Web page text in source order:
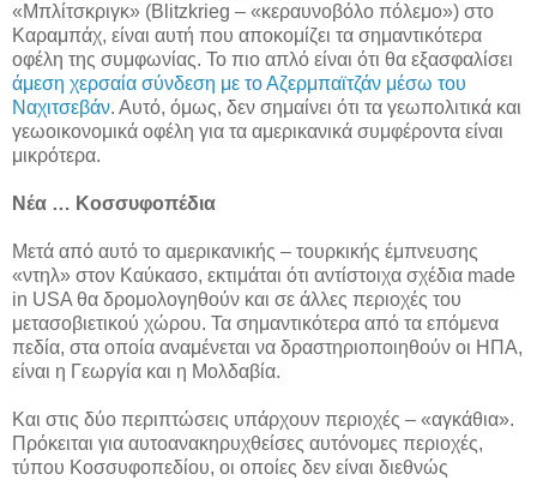
«Μπλίτσκριγκ» (Blitzkrieg – «κεραυνοβόλο πόλεμο») στο
Καραμπάχ, είναι αυτή που αποκομίζει τα σημαντικότερα
οφέλη της συμφωνίας. Το πιο απλό είναι ότι θα εξασφαλίσει
άμεση χερσαία σύνδεση με το Αζερμπαϊτζάν μέσω του
Ναχιτσεβάν. Αυτό, όμως, δεν σημαίνει ότι τα γεωπολιτικά και
γεωοικονομικά οφέλη για τα αμερικανικά συμφέροντα είναι
μικρότερα.
Νέα … Κοσσυφοπέδια
Μετά από αυτό το αμερικανικής – τουρκικής έμπνευσης
«ντηλ» στον Καύκασο, εκτιμάται ότι αντίστοιχα σχέδια made
in USA θα δρομολογηθούν και σε άλλες περιοχές του
μετασοβιετικού χώρου. Τα σημαντικότερα από τα επόμενα
πεδία, στα οποία αναμένεται να δραστηριοποιηθούν οι ΗΠΑ,
είναι η Γεωργία και η Μολδαβία.
Και στις δύο περιπτώσεις υπάρχουν περιοχές – «αγκάθια».
Πρόκειται για αυτοανακηρυχθείσες αυτόνομες περιοχές,
τύπου Κοσσυφοπεδίου, οι οποίες δεν είναι διεθνώς